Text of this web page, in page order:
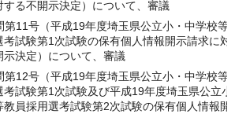
する不開示決定）について、審議
第11号（平成19年度埼玉県公立小・中学校等
考試験第1次試験の保有個人情報開示請求に対
示決定）について、審議
第12号（平成19年度埼玉県公立小・中学校等
考試験第1次試験及び平成19年度埼玉県公立小
教員採用選考試験第2次試験の保有個人情報開